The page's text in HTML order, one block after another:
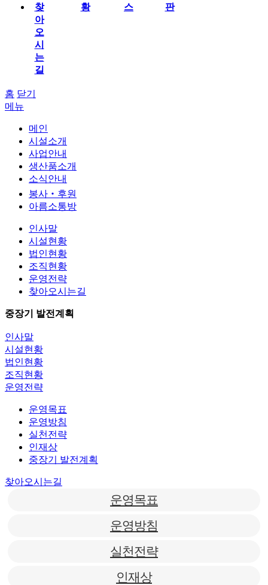
찾
아
오
시
는
길
황
스
판
홈 닫기
메뉴
메인
시설소개
사업안내
생산품소개
소식안내
봉사‧후원
아름소통방
인사말
시설현황
법인현황
조직현황
운영전략
찾아오시는길
중장기 발전계획
인사말
시설현황
법인현황
조직현황
운영전략
운영목표
운영방침
실천전략
인재상
중장기 발전계획
찾아오시는길
운영목표
운영방침
실천전략
인재상